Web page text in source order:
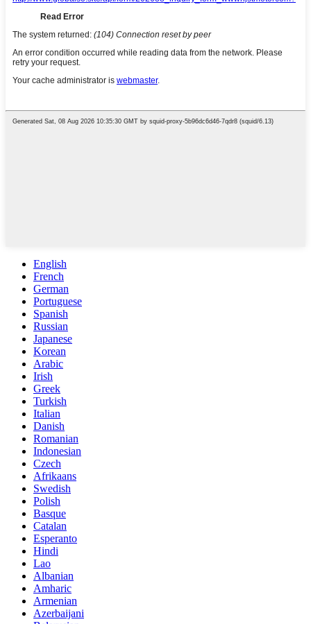
English
French
German
Portuguese
Spanish
Russian
Japanese
Korean
Arabic
Irish
Greek
Turkish
Italian
Danish
Romanian
Indonesian
Czech
Afrikaans
Swedish
Polish
Basque
Catalan
Esperanto
Hindi
Lao
Albanian
Amharic
Armenian
Azerbaijani